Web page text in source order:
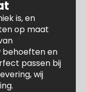
is, en
op maat
behoeften en
passen bij
wij